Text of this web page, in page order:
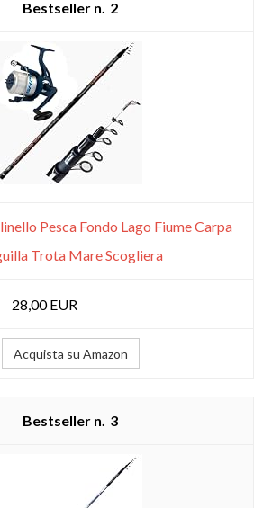
2
Pesca Fondo Lago Fiume Carpa
Trota Mare Scogliera
28,00 EUR
Acquista su Amazon
3